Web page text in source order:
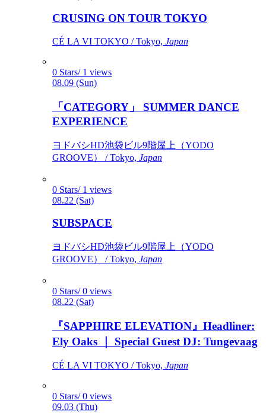
CRUSING ON TOUR TOKYO
CÉ LA VI TOKYO / Tokyo, Japan
0 Stars/ 1 views
08.09 (Sun)
「CATEGORY」 SUMMER DANCE
EXPERIENCE
ヨドバシHD池袋ビル9階屋上（YODO
GROOVE） / Tokyo, Japan
0 Stars/ 1 views
08.22 (Sat)
SUBSPACE
ヨドバシHD池袋ビル9階屋上（YODO
GROOVE） / Tokyo, Japan
0 Stars/ 0 views
08.22 (Sat)
『SAPPHIRE ELEVATION』Headliner:
Ely Oaks ｜ Special Guest DJ: Tungevaag
CÉ LA VI TOKYO / Tokyo, Japan
0 Stars/ 0 views
09.03 (Thu)